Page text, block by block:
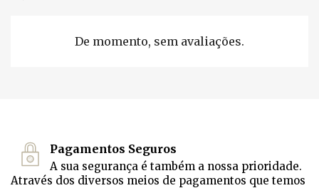
De momento, sem avaliações.
Pagamentos Seguros
A sua segurança é também a nossa prioridade.
Através dos diversos meios de pagamentos que temos